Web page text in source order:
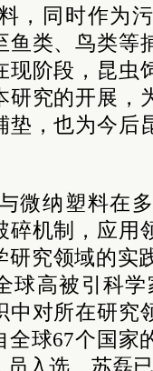
，同时作为
鱼类、鸟类等
现阶段，昆虫
研究的开展，
垫，也为今后
微纳塑料在
碎机制，应用
究领域的实
球高被引科
中对所在研究
球67个国家